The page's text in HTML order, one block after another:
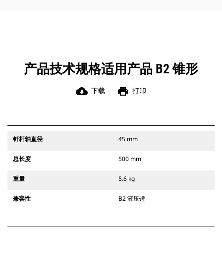
产品技术规格适用产品 B2 锥形
cloud_download 下载 print 打印
钎杆轴直径 45 mm
总长度 500 mm
重量 5.6 kg
兼容性 B2 液压锤